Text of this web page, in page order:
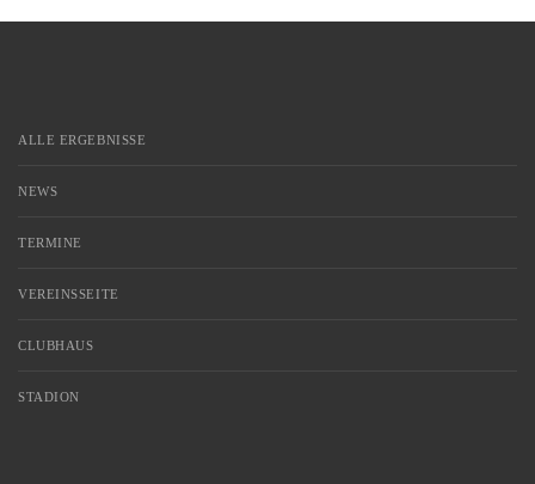
ALLE ERGEBNISSE
NEWS
TERMINE
VEREINSSEITE
CLUBHAUS
STADION